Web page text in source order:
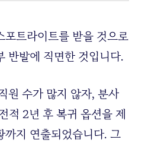
포트라이트를 받을 것으로
반발에 직면한 것입니다.
원 수가 많지 않자, 분사
적 2년 후 복귀 옵션을 제
까지 연출되었습니다. 그